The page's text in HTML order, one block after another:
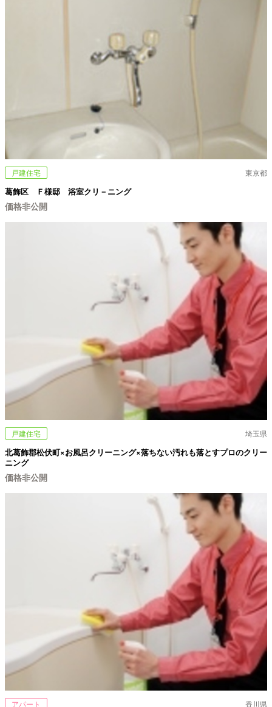
戸建住宅 東京都
葛飾区 Ｆ様邸 浴室クリ－ニング
価格非公開
戸建住宅 埼玉県
北葛飾郡松伏町×お風呂クリーニング×落ちない汚れも落とすプロのクリー
ニング
価格非公開
アパート 香川県